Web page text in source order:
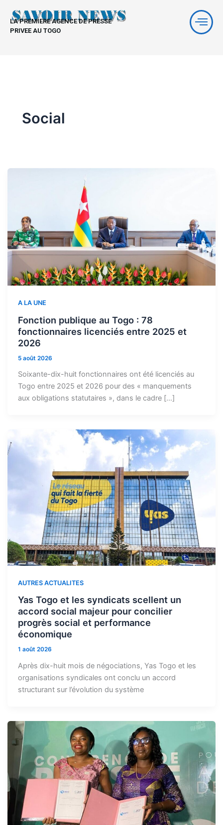
contenu
LA PREMIERE AGENCE DE PRESSE
PRIVEE AU TOGO
Social
A LA UNE
Fonction publique au Togo : 78
fonctionnaires licenciés entre 2025 et
2026
5 août 2026
Soixante-dix-huit fonctionnaires ont été licenciés au
Togo entre 2025 et 2026 pour des « manquements
aux obligations statutaires », dans le cadre […]
AUTRES ACTUALITES
Yas Togo et les syndicats scellent un
accord social majeur pour concilier
progrès social et performance
économique
1 août 2026
Après dix-huit mois de négociations, Yas Togo et les
organisations syndicales ont conclu un accord
structurant sur l’évolution du système